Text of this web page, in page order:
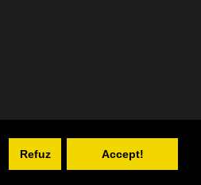
Refuz Accept!